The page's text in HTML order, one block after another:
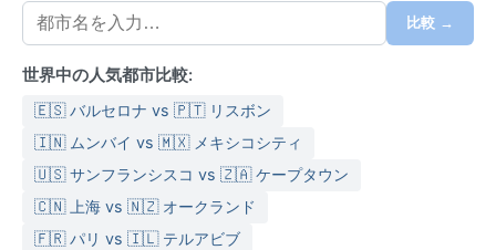
もある。年間降雨量は約1400mmで、雨季の12月～2月
に特に雨が多い。旅行の際は、夏は速乾性のある通気
性の良い服と折りたたみ傘、冬は薄手のジャケットや
最も快適な時期は気温が穏やかで降水量も少ない5月～
る。注目すべき気象現象としては、南極からの寒気団
「スラソ」が挙げられる。これにより冬場に数日間、
気温が急激に下がり、早朝には霜が降りることもあ
比較 →
世界中の人気都市比較:
🇪🇸 バルセロナ vs 🇵🇹 リスボン
🇮🇳 ムンバイ vs 🇲🇽 メキシコシティ
🇺🇸 サンフランシスコ vs 🇿🇦 ケープタウン
🇨🇳 上海 vs 🇳🇿 オークランド
🇫🇷 パリ vs 🇮🇱 テルアビブ